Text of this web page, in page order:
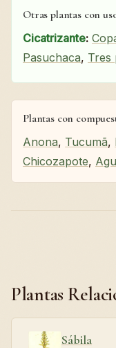
Otras plantas con
Cicatrizante:
Pasuchaca, Tres
Plantas con
Anona, Tucumã,
Chicozapote,
Plantas
Sábila